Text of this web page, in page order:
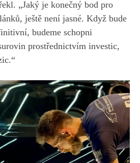
„Jaký je konečný bod pro
ještě není jasné. Když bude
budeme schopni
prostřednictvím investic,